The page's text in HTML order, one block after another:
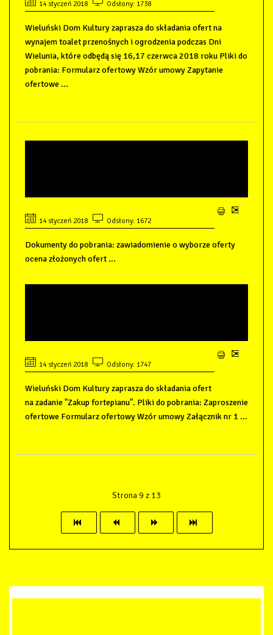
14 styczeń 2018 Odsłony: 1738
Wieluński Dom Kultury zaprasza do składania ofert na
wynajem toalet przenośnych i ogrodzenia podczas Dni
Wielunia, które odbędą się 16,17 czerwca 2018 roku Pliki do
pobrania: Formularz ofertowy Wzór umowy Zapytanie
ofertowe ...
14 styczeń 2018 Odsłony: 1672
Dokumenty do pobrania: zawiadomienie o wyborze oferty
ocena złożonych ofert ...
14 styczeń 2018 Odsłony: 1747
Wieluński Dom Kultury zaprasza do składania ofert
na zadanie "Zakup fortepianu". Pliki do pobrania: Zaproszenie
ofertowe Formularz ofertowy Wzór umowy Załącznik nr 1 ...
Strona 9 z 13